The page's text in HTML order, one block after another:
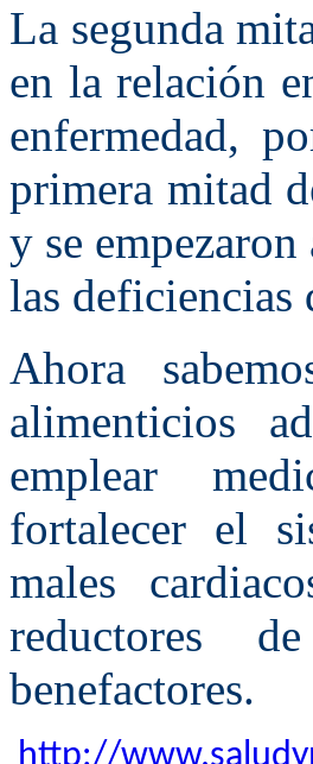
La segunda
en la relación
enfermedad,
primera mitad
y se
las deficiencias
Ahora
alimenticios
emplear
fortalecer el
males
reductores
benefactores.